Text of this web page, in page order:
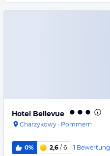
Hotel Bellevue
Charzykowy · Pommern
0% 2,6 / 6 1 Bewertung